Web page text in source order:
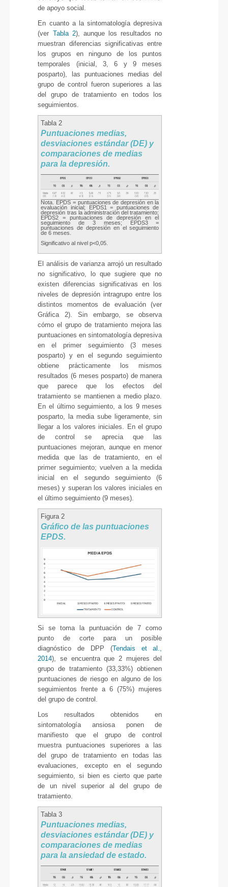
de apoyo social.
En cuanto a la sintomatología depresiva
(ver Tabla 2), aunque los resultados no
muestran diferencias significativas entre
los grupos en ninguno de los puntos
temporales (inicial, 3, 6 y 9 meses
posparto), las puntuaciones medias del
grupo de control fueron superiores a las
del grupo de tratamiento en todos los
seguimientos.
Tabla 2
Puntuaciones medias,
desviaciones estándar (DE) y
comparaciones de medias
para la depresión.
Nota. EPDS = puntuaciones de depresión en la
evaluación inicial; EPDS1 = puntuaciones de
depresión tras la administración del tratamiento;
EPDS2 = puntuaciones de depresión en el
seguimiento de 3 meses; EPDS3 =
puntuaciones de depresión en el seguimiento
de 6 meses.
Significativo al nivel p<0,05.
El análisis de varianza arrojó un resultado
no significativo, lo que sugiere que no
existen diferencias significativas en los
niveles de depresión intragrupo entre los
distintos momentos de evaluación (ver
Gráfica 2). Sin embargo, se observa
cómo el grupo de tratamiento mejora las
puntuaciones en sintomatología depresiva
en el primer seguimiento (3 meses
posparto) y en el segundo seguimiento
obtiene prácticamente los mismos
resultados (6 meses posparto) de manera
que parece que los efectos del
tratamiento se mantienen a medio plazo.
En el último seguimiento, a los 9 meses
posparto, la media sube ligeramente, sin
llegar a los valores iniciales. En el grupo
de control se aprecia que las
puntuaciones mejoran, aunque en menor
medida que las de tratamiento, en el
primer seguimiento; vuelven a la medida
inicial en el segundo seguimiento (6
meses) y superan los valores iniciales en
el último seguimiento (9 meses).
Figura 2
Gráfico de las puntuaciones
EPDS.
Si se toma la puntuación de 7 como
punto de corte para un posible
diagnóstico de DPP (Tendais et al.,
2014), se encuentra que 2 mujeres del
grupo de tratamiento (33,33%) obtienen
puntuaciones de riesgo en alguno de los
seguimientos frente a 6 (75%) mujeres
del grupo de control.
Los resultados obtenidos en
sintomatología ansiosa ponen de
manifiesto que el grupo de control
muestra puntuaciones superiores a las
del grupo de tratamiento en todas las
evaluaciones, excepto en el segundo
seguimiento, si bien es cierto que parte
de un nivel superior al del grupo de
tratamiento.
Tabla 3
Puntuaciones medias,
desviaciones estándar (DE) y
comparaciones de medias
para la ansiedad de estado.